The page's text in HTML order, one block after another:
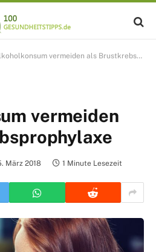
vermeiden als Brustkrebsprophylaxe
vermeiden
März 2018 1 Minute Lesezeit